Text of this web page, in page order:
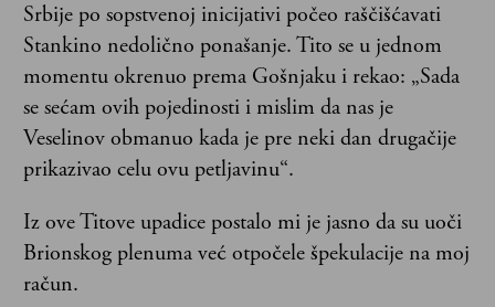
Srbije po sopstvenoj inicijativi počeo raščišćavati
Stankino nedolično ponašanje. Tito se u jednom
momentu okrenuo prema Gošnjaku i rekao: „Sada
se sećam ovih pojedinosti i mislim da nas je
Veselinov obmanuo kada je pre neki dan drugačije
prikazivao celu ovu petljavinu“.
Iz ove Titove upadice postalo mi je jasno da su uoči
Brionskog plenuma već otpočele špekulacije na moj
račun.